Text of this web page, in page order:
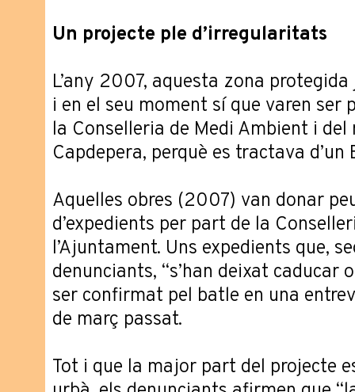
Un projecte ple d’irregularitats
L’any 2007, aquesta zona protegida
i en el seu moment sí que varen ser
la Conselleria de Medi Ambient i
Capdepera, perquè es tractava
Aquelles obres (2007) van donar
d’expedients per part de la
l’Ajuntament. Uns expedients que,
denunciants, “s’han deixat caducar
ser confirmat pel batle en una
de març passat.
Tot i que la major part del projecte